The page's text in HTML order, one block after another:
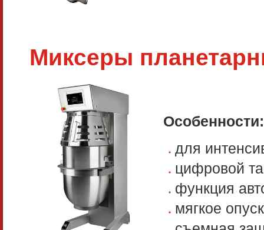
Миксеры
Особенности:
для
цифровой
функция
мягкое